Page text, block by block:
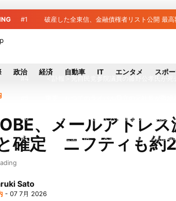
#1 破産した全東信、金融債権者リスト公開 最
破産した全東信、債権者63金融機関リス
#6 九州ガス、熊本地震で八代地区のガス供給
#7 破産した全東信、最大債権者は近畿産業信
#10
政治 経済 自動車 IT エンタメ スポ
、メールアドレ
確定 ニフティも約
Sato
- 07 7月 2026